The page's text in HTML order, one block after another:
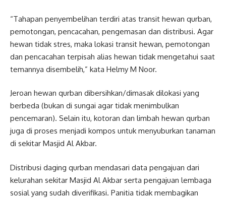
“Tahapan penyembelihan terdiri atas transit hewan qurban,
pemotongan, pencacahan, pengemasan dan distribusi. Agar
hewan tidak stres, maka lokasi transit hewan, pemotongan
dan pencacahan terpisah alias hewan tidak mengetahui saat
temannya disembelih,” kata Helmy M Noor.
Jeroan hewan qurban dibersihkan/dimasak dilokasi yang
berbeda (bukan di sungai agar tidak menimbulkan
pencemaran). Selain itu, kotoran dan limbah hewan qurban
juga di proses menjadi kompos untuk menyuburkan tanaman
di sekitar Masjid Al Akbar.
Distribusi daging qurban mendasari data pengajuan dari
kelurahan sekitar Masjid Al Akbar serta pengajuan lembaga
sosial yang sudah diverifikasi. Panitia tidak membagikan